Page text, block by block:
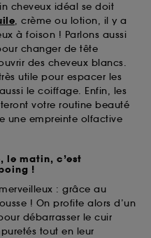
cheveux idéal se doit
, crème ou lotion, il y a
à foison ! Parlons aussi
changer de tête
des cheveux blancs.
utile pour espacer les
le coiffage. Enfin, les
votre routine beauté
une empreinte olfactive
le matin, c’est
!
: grâce au
! On profite alors d’un
débarrasser le cuir
tout en leur